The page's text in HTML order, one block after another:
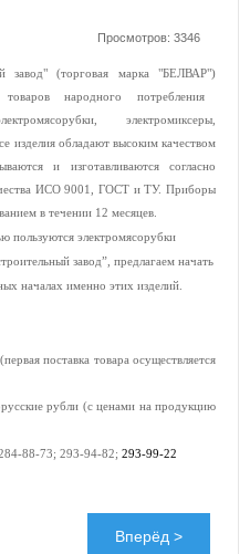
Просмотров: 3346
завод" (торговая марка "БЕЛВАР")
народного потребления
электромиксеры,
изделия обладают высоким качеством
и изготавливаются согласно
ИСО 9001, ГОСТ и ТУ. Приборы
в течении 12 месяцев.
пользуются электромясорубки
завод”, предлагаем начать
началах именно этих изделий.
поставка товара осуществляется
рубли (с ценами на продукцию
88-73; 293-94-82; 293-99-22
Вперёд >